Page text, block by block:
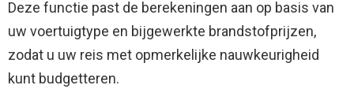
Deze functie past de berekeningen aan op basis van
uw voertuigtype en bijgewerkte brandstofprijzen,
zodat u uw reis met opmerkelijke nauwkeurigheid
kunt budgetteren.